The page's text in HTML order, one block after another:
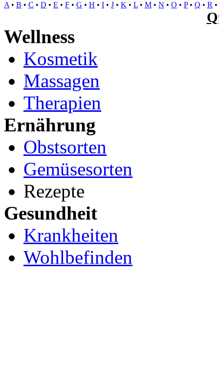
A • B • C • D • E • F • G • H • I • J • K • L • M • N • O • P• Q • R •
Wellness
Kosmetik
Massagen
Therapien
Ernährung
Obstsorten
Gemüsesorten
Rezepte
Gesundheit
Krankheiten
Wohlbefinden